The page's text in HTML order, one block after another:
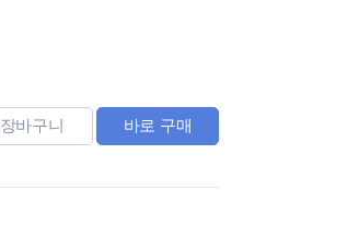
장바구니 바로 구매